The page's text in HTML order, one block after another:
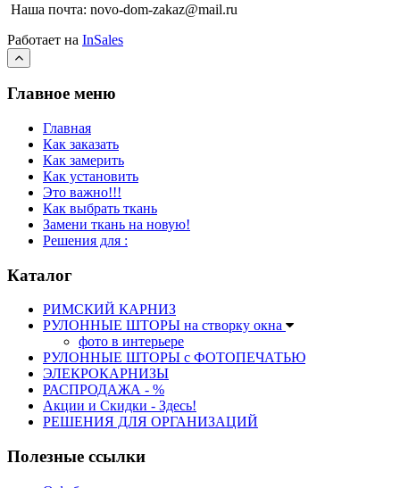
Наша почта: novo-dom-zakaz@mail.ru
Работает на InSales
Главное меню
Главная
Как заказать
Как замерить
Как установить
Это важно!!!
Как выбрать ткань
Замени ткань на новую!
Решения для :
Каталог
РИМСКИЙ КАРНИЗ
РУЛОННЫЕ ШТОРЫ на створку окна
фото в интерьере
РУЛОННЫЕ ШТОРЫ с ФОТОПЕЧАТЬЮ
ЭЛЕКРОКАРНИЗЫ
РАСПРОДАЖА - %
Акции и Скидки - Здесь!
РЕШЕНИЯ ДЛЯ ОРГАНИЗАЦИЙ
Полезные ссылки